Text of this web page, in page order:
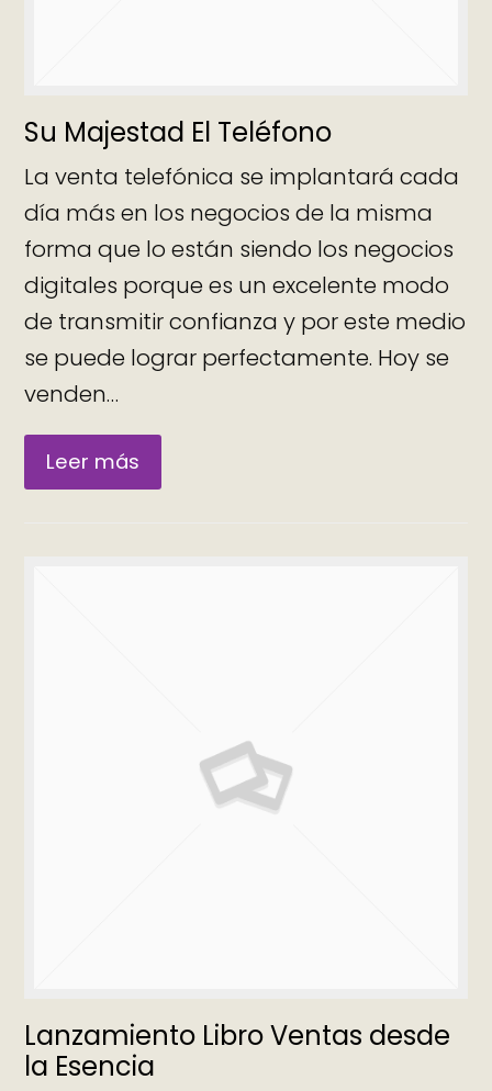
Su Majestad El Teléfono
La venta telefónica se implantará cada
día más en los negocios de la misma
forma que lo están siendo los negocios
digitales porque es un excelente modo
de transmitir confianza y por este medio
se puede lograr perfectamente. Hoy se
venden…
Leer más
Lanzamiento Libro Ventas desde
la Esencia